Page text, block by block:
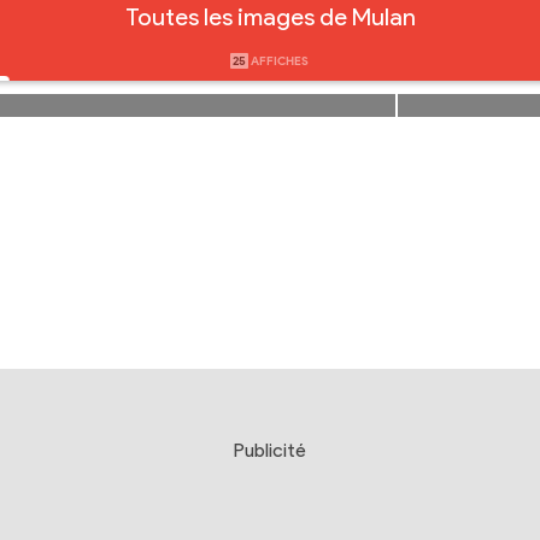
Toutes les images de Mulan
25 AFFICHES
Publicité